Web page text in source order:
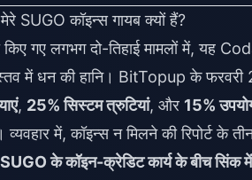
SUGO कॉइन्स गायब क्यों हैं?
किए गए लगभग दो-तिहाई मामलों में,
में धन की हानि। BitTopup के
, 25% सिस्टम त्रुटियां, और 15%
में, कॉइन्स न मिलने की रिपोर्ट के
के कॉइन-क्रेडिट कार्य के बीच सिंक में